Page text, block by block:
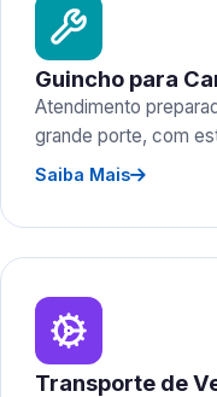
Guincho para
Atendimento
grande porte, com
Saiba Mais
Transporte de